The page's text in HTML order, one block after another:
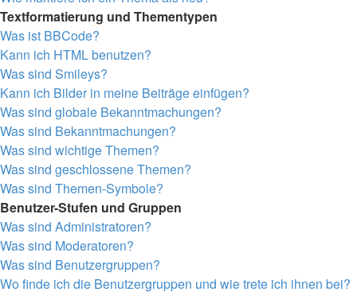
Textformatierung und Thementypen
Was ist BBCode?
Kann ich HTML benutzen?
Was sind Smileys?
Kann ich Bilder in meine Beiträge einfügen?
Was sind globale Bekanntmachungen?
Was sind Bekanntmachungen?
Was sind wichtige Themen?
Was sind geschlossene Themen?
Was sind Themen-Symbole?
Benutzer-Stufen und Gruppen
Was sind Administratoren?
Was sind Moderatoren?
Was sind Benutzergruppen?
Wo finde ich die Benutzergruppen und wie trete ich ihnen bei?